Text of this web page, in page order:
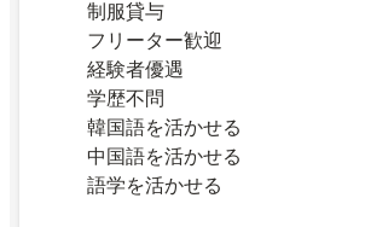
制服貸与
フリーター歓迎
経験者優遇
学歴不問
韓国語を活かせる
中国語を活かせる
語学を活かせる